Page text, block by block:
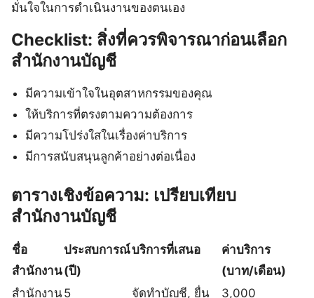
มั่นใจในการดำเนินงานของตนเอง
Checklist: สิ่งที่ควรพิจารณาก่อนเลือก
สำนักงานบัญชี
มีความเข้าใจในอุตสาหกรรมของคุณ
ให้บริการที่ตรงตามความต้องการ
มีความโปร่งใสในเรื่องค่าบริการ
มีการสนับสนุนลูกค้าอย่างต่อเนื่อง
ตารางเชิงข้อความ: เปรียบเทียบ
สำนักงานบัญชี
ชื่อ
สำนักงาน
ประสบการณ์
(ปี)
บริการที่เสนอ
ค่าบริการ
(บาท/เดือน)
สำนักงาน5 จัดทำบัญชี, ยื่น 3,000